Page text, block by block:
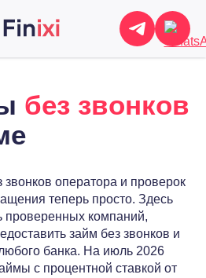
без звонков
звонков оператора и проверок
теперь просто. Здесь
проверенных компаний,
займ без звонков и
банка. На июль 2026
с процентной ставкой от